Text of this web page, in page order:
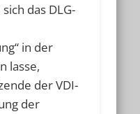
das DLG-
in der
lasse,
der VDI-
der